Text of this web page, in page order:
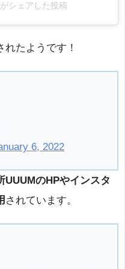
シェアした投稿
たようです！
6, 2022
UUUMのHPやインスタ
されています。